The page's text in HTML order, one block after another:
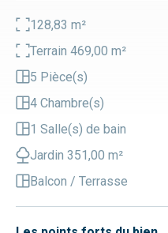
128,83 m²
Terrain 469,00 m²
5 Pièce(s)
4 Chambre(s)
1 Salle(s) de bain
Jardin 351,00 m²
Balcon / Terrasse